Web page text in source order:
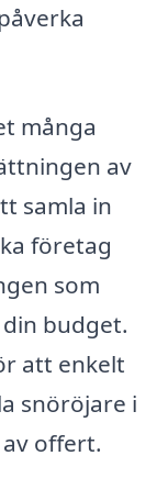
många
av
samla in
företag
som
budget.
att enkelt
snöröjare i
offert.